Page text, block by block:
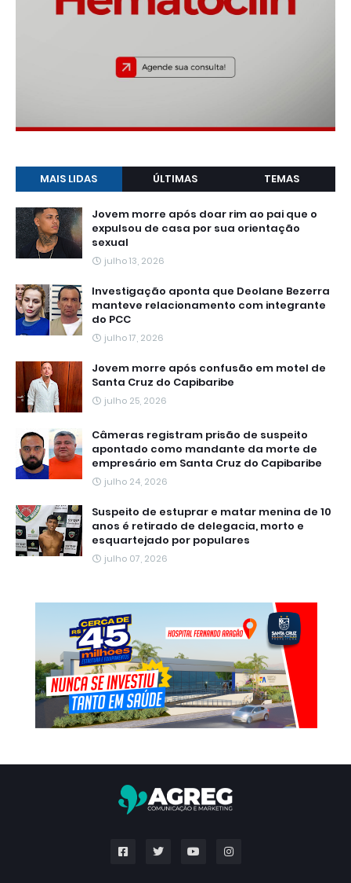
MAIS LIDAS ÚLTIMAS TEMAS
Jovem morre após doar rim ao pai que o
expulsou de casa por sua orientação
sexual
julho 13, 2026
Investigação aponta que Deolane Bezerra
manteve relacionamento com integrante
do PCC
julho 17, 2026
Jovem morre após confusão em motel de
Santa Cruz do Capibaribe
julho 25, 2026
Câmeras registram prisão de suspeito
apontado como mandante da morte de
empresário em Santa Cruz do Capibaribe
julho 24, 2026
Suspeito de estuprar e matar menina de 10
anos é retirado de delegacia, morto e
esquartejado por populares
julho 07, 2026